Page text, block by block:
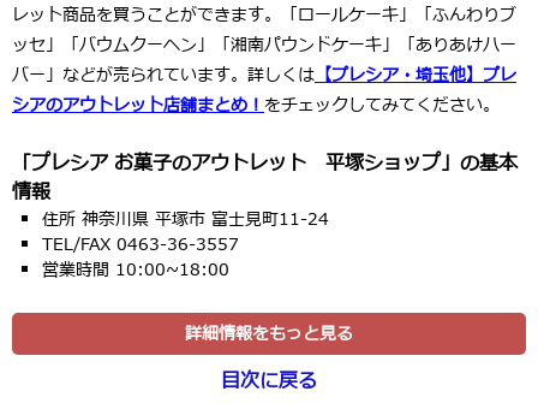
レット商品を買うことができます。「ロールケーキ」「ふんわりブ
ッセ」「バウムクーヘン」「湘南パウンドケーキ」「ありあけハー
バー」などが売られています。詳しくは【プレシア・埼玉他】プレ
シアのアウトレット店舗まとめ！をチェックしてみてください。
「プレシア お菓子のアウトレット 平塚ショップ」の基本
情報
住所 神奈川県 平塚市 富士見町11-24
TEL/FAX 0463-36-3557
営業時間 10:00~18:00
詳細情報をもっと見る
目次に戻る